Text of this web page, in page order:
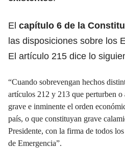
El capítulo 6 de la
las disposiciones sobre los
El artículo 215 dice lo
“Cuando sobrevengan hechos
artículos 212 y 213 que perturben o
grave e inminente el orden
país, o que constituyan grave
Presidente, con la firma de todos
de Emergencia”.